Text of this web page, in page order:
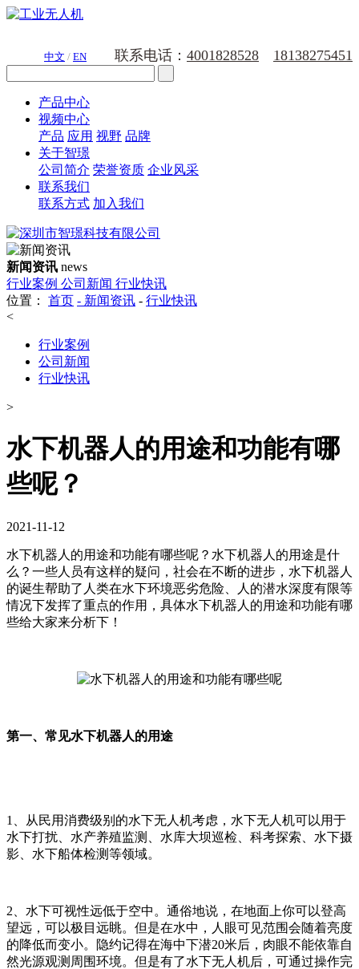
中文 / EN 联系电话： 4001828528 18138275451
产品中心
视频中心
产品 应用 视野 品牌
关于智璟
公司简介 荣誉资质 企业风采
联系我们
联系方式 加入我们
新闻资讯 news
行业案例 公司新闻 行业快讯
位置：
首页 - 新闻资讯 - 行业快讯
<
行业案例
公司新闻
行业快讯
>
​水下机器人的用途和功能有哪
些呢？
2021-11-12
水下机器人的用途和功能有哪些呢？水下机器人的用途是什
么？一些人员有这样的疑问，社会在不断的进步，水下机器人
的诞生帮助了人类在水下环境恶劣危险、人的潜水深度有限等
情况下发挥了重点的作用，具体水下机器人的用途和功能有哪
些给大家来分析下！
第一、常见水下机器人的用途
1、从民用消费级别的水下无人机考虑，水下无人机可以用于
水下打扰、水产养殖监测、水库大坝巡检、科考探索、水下摄
影、水下船体检测等领域。
2、水下可视性远低于空中。通俗地说，在地面上你可以登高
望远，可以极目远眺。但是在水中，人眼可见范围会随着亮度
的降低而变小。隐约记得在海中下潜20米后，肉眼不能依靠自
然光源观测周围环境。但是有了水下无人机后，可通过操作完